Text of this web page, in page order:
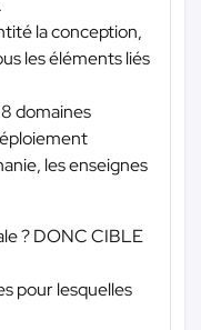
la conception,
les éléments liés
domaines
les enseignes
? DONC CIBLE
pour lesquelles